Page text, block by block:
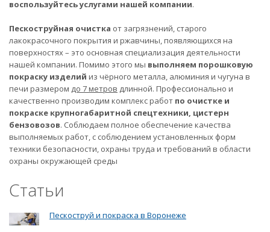
воспользуйтесь услугами нашей компании.
Пескоструйная очистка от загрязнений, старого
лакокрасочного покрытия и ржавчины, появляющихся на
поверхностях – это основная специализация деятельности
нашей компании. Помимо этого мы выполняем порошковую
покраску изделий из чёрного металла, алюминия и чугуна в
печи размером до 7 метров длинной. Профессионально и
качественно производим комплекс работ по очистке и
покраске крупногабаритной спецтехники, цистерн
бензовозов. Соблюдаем полное обеспечение качества
выполняемых работ, с соблюдением установленных форм
техники безопасности, охраны труда и требований в области
охраны окружающей среды
Статьи
Пескоструй и покраска в Воронеже